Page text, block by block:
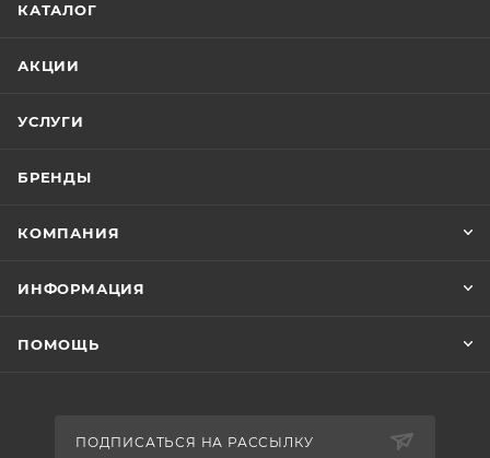
КАТАЛОГ
АКЦИИ
УСЛУГИ
БРЕНДЫ
КОМПАНИЯ
ИНФОРМАЦИЯ
ПОМОЩЬ
ПОДПИСАТЬСЯ НА РАССЫЛКУ